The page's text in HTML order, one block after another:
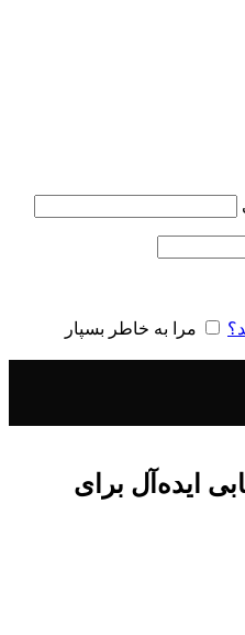
مرا به خاطر بسپار
ایده‌آل برای